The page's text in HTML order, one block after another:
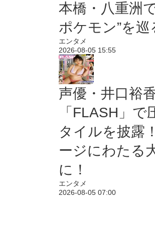
本橋・八重洲
ポケモン”を巡
エンタメ
2026-08-05 15:55
声優・井口裕
「FLASH」で
タイルを披露
ージにわたる
に！
エンタメ
2026-08-05 07:00